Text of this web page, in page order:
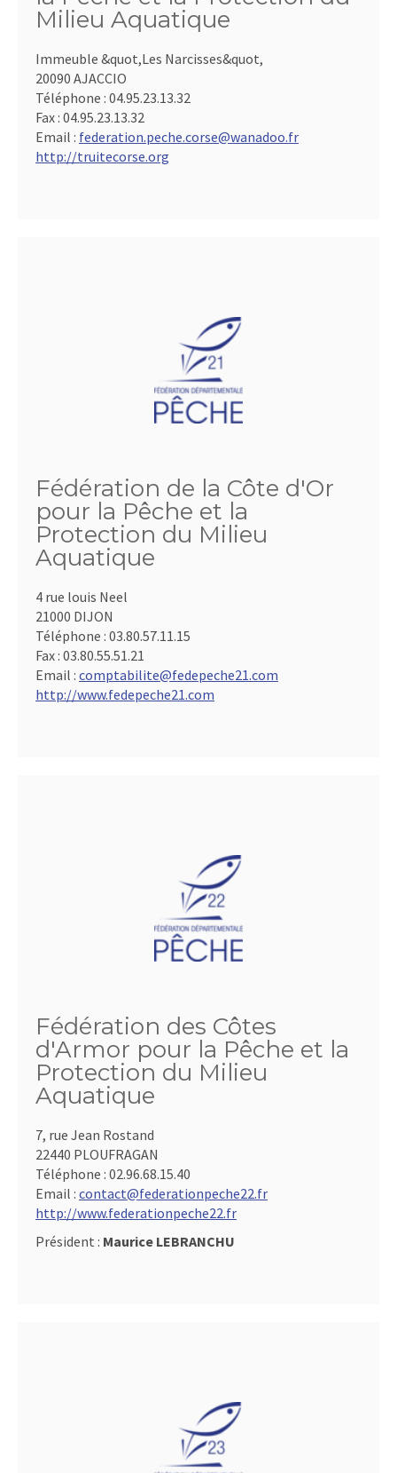
Milieu Aquatique
Immeuble &quot,Les Narcisses&quot,
20090 AJACCIO
Téléphone : 04.95.23.13.32
Fax : 04.95.23.13.32
Email : federation.peche.corse@wanadoo.fr
http://truitecorse.org
Fédération de la Côte d'Or
pour la Pêche et la
Protection du Milieu
Aquatique
4 rue louis Neel
21000 DIJON
Téléphone : 03.80.57.11.15
Fax : 03.80.55.51.21
Email : comptabilite@fedepeche21.com
http://www.fedepeche21.com
Fédération des Côtes
d'Armor pour la Pêche et la
Protection du Milieu
Aquatique
7, rue Jean Rostand
22440 PLOUFRAGAN
Téléphone : 02.96.68.15.40
Email : contact@federationpeche22.fr
http://www.federationpeche22.fr
Président : Maurice LEBRANCHU